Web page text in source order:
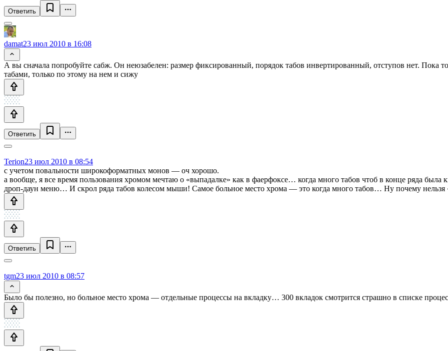
Ответить
damat23 июл 2010 в 16:08
А вы сначала попробуйте сабж. Он неюзабелен: размер фиксированный, порядок табов инвертированный, отступов нет. Пока
табами, только по этому на нем и сижу
Ответить
Terion23 июл 2010 в 08:54
с учетом повальности широкоформатных монов — оч хорошо.
а вообще, я все время пользования хромом мечтаю о «выпадалке» как в фаерфоксе… когда много табов чтоб в конце ряда
дроп-даун меню… И скрол ряда табов колесом мыши! Самое больное место хрома — это когда много табов… Ну почему
Ответить
tgm23 июл 2010 в 08:57
Было бы полезно, но больное место хрома — отдельные процессы на вкладку… 300 вкладок смотрится страшно в списке